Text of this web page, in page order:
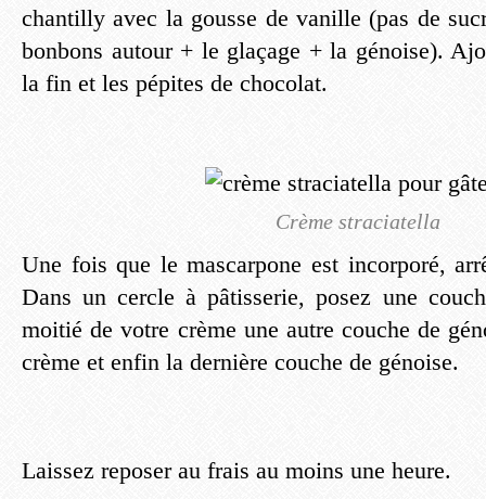
chantilly avec la gousse de vanille (pas de
bonbons autour + le glaçage + la génoise).
la fin et les pépites de chocolat.
Crème straciatella
Une fois que le mascarpone est incorporé,
Dans un cercle à pâtisserie, posez une
moitié de votre crème une autre couche de
crème et enfin la dernière couche de génoise.
Laissez reposer au frais au moins une heure.